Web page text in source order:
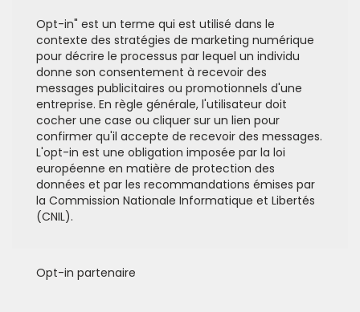
Opt-in" est un terme qui est utilisé dans le
contexte des stratégies de marketing numérique
pour décrire le processus par lequel un individu
donne son consentement à recevoir des
messages publicitaires ou promotionnels d'une
entreprise. En règle générale, l'utilisateur doit
cocher une case ou cliquer sur un lien pour
confirmer qu'il accepte de recevoir des messages.
L'opt-in est une obligation imposée par la loi
européenne en matière de protection des
données et par les recommandations émises par
la Commission Nationale Informatique et Libertés
(CNIL).
Opt-in partenaire